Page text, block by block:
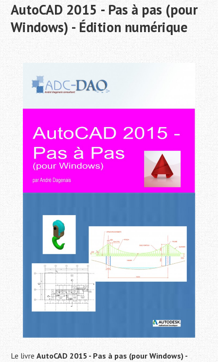
AutoCAD 2015 - Pas à pas (pour
Windows) - Édition numérique
Le livreAutoCAD 2015 - Pas à pas (pour Windows) -